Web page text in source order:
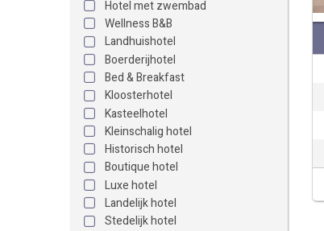
Hotel met zwembad
Wellness B&B
Landhuishotel
Boerderijhotel
Bed & Breakfast
Kloosterhotel
Kasteelhotel
Kleinschalig hotel
Historisch hotel
Boutique hotel
Luxe hotel
Landelijk hotel
Stedelijk hotel